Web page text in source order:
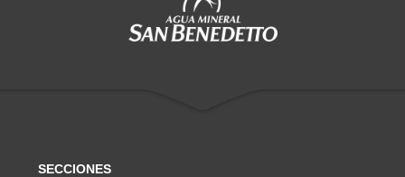
SECCIONES